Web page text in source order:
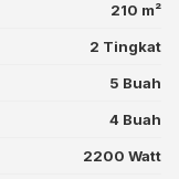
210 m²
2 Tingkat
5 Buah
4 Buah
2200 Watt